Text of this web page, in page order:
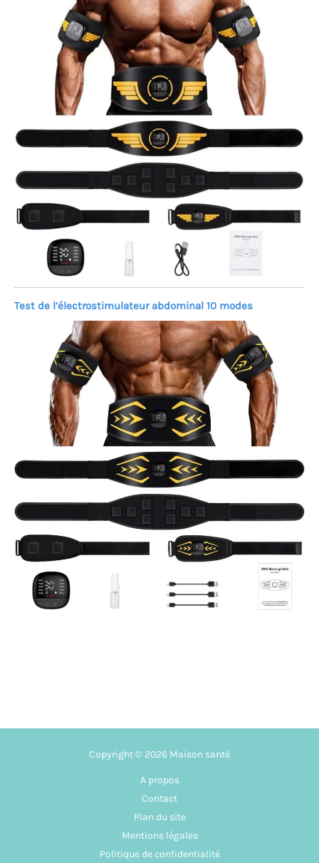
Test de l’électrostimulateur abdominal 10 modes
Copyright © 2026 Maison santé
A propos
Contact
Plan du site
Mentions légales
Politique de confidentialité